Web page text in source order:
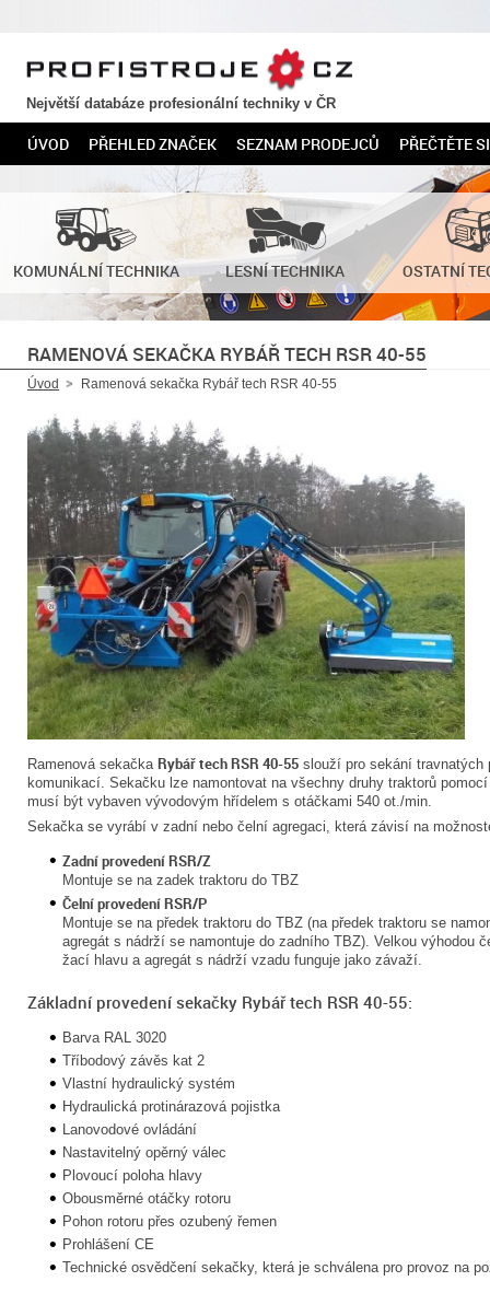
PROFISTROJE.CZ
Největší databáze profesionální techniky v ČR
ÚVOD PŘEHLED ZNAČEK SEZNAM PRODEJCŮ PŘEČTĚTE SI
KOMUNÁLNÍ TECHNIKA LESNÍ TECHNIKA OSTATNÍ
RAMENOVÁ SEKAČKA RYBÁŘ TECH RSR 40-55
Úvod Ramenová sekačka Rybář tech RSR 40-55
Ramenová sekačka Rybář tech RSR 40-55 slouží pro sekání travnatých
komunikací. Sekačku lze namontovat na všechny druhy traktorů
musí být vybaven vývodovým hřídelem s otáčkami 540 ot./min.
Sekačka se vyrábí v zadní nebo čelní agregaci, která závisí na
Zadní provedení RSR/Z
Montuje se na zadek traktoru do TBZ
Čelní provedení RSR/P
Montuje se na předek traktoru do TBZ (na předek traktoru se
agregát s nádrží se namontuje do zadního TBZ). Velkou výhodou
žací hlavu a agregát s nádrží vzadu funguje jako závaží.
Základní provedení sekačky Rybář tech RSR 40-55:
Barva RAL 3020
Tříbodový závěs kat 2
Vlastní hydraulický systém
Hydraulická protinárazová pojistka
Lanovodové ovládání
Nastavitelný opěrný válec
Plovoucí poloha hlavy
Obousměrné otáčky rotoru
Pohon rotoru přes ozubený řemen
Prohlášení CE
Technické osvědčení sekačky, která je schválena pro provoz na